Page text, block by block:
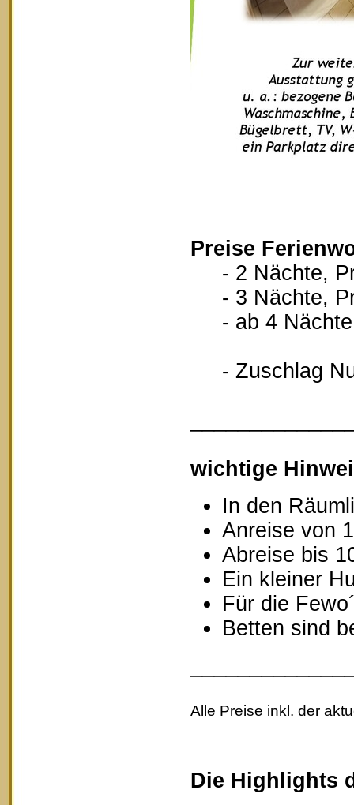
Preise
- 2 Nächte,
- 3 Nächte,
- ab 4 Nächte,
- Zuschlag
wichtige
In den
Anreise von
Abreise bis
Ein kleiner
Für die
Betten sind
Alle Preise inkl. der
Die Highlights